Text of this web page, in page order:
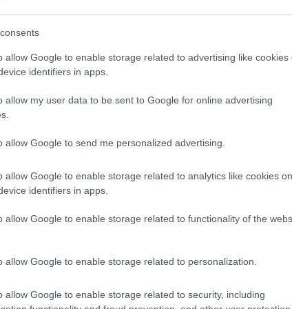
allow Google to enable storage related to advertising like cookies
identifiers in apps.
allow my user data to be sent to Google for online advertising
allow Google to send me personalized advertising.
allow Google to enable storage related to analytics like cookies on
identifiers in apps.
allow Google to enable storage related to functionality of the
allow Google to enable storage related to personalization.
allow Google to enable storage related to security, including
klasická izolácia
v mrazoch zlyháva
to vyriešiť raz a navždy
ho na marhuliach v
na miesta, na ktoré
CHALUPA